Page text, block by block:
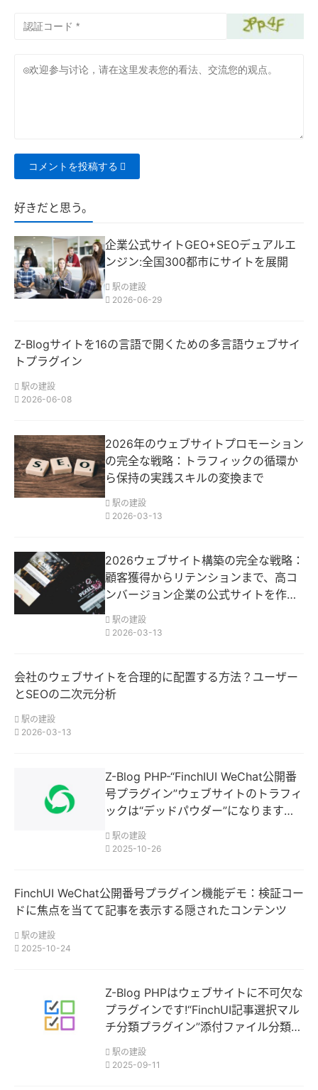
コメントを投稿する
好きだと思う。
企業公式サイトGEO+SEOデュアルエ
ンジン:全国300都市にサイトを展開
駅の建設
2026-06-29
Z-Blogサイトを16の言語で開くための多言語ウェブサイ
トプラグイン
駅の建設
2026-06-08
2026年のウェブサイトプロモーション
の完全な戦略：トラフィックの循環か
ら保持の実践スキルの変換まで
駅の建設
2026-03-13
2026ウェブサイト構築の完全な戦略：
顧客獲得からリテンションまで、高コ
ンバージョン企業の公式サイトを作成
駅の建設
2026-03-13
会社のウェブサイトを合理的に配置する方法？ユーザー
とSEOの二次元分析
駅の建設
2026-03-13
Z-Blog PHP-“FinchIUI WeChat公開番
号プラグイン”ウェブサイトのトラフィ
ックは“デッドパウダー”になります
いコンバージョンをもたらします!
駅の建設
2025-10-26
FinchUI WeChat公開番号プラグイン機能デモ：検証コー
ドに焦点を当てて記事を表示する隠されたコンテンツ
駅の建設
2025-10-24
Z-Blog PHPはウェブサイトに不可欠な
プラグインです!“FinchUI記事選択マル
チ分類プラグイン”添付ファイル分類セ
駅の建設
2025-09-11